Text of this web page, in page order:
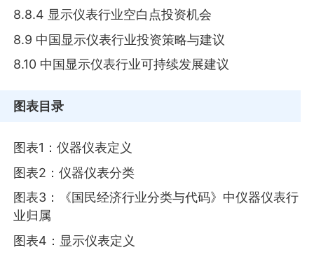
8.8.4 显示仪表行业空白点投资机会
8.9 中国显示仪表行业投资策略与建议
8.10 中国显示仪表行业可持续发展建议
图表目录
图表1：仪器仪表定义
图表2：仪器仪表分类
图表3：《国民经济行业分类与代码》中仪器仪表行
业归属
图表4：显示仪表定义